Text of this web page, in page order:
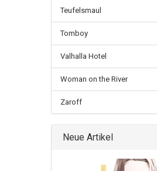
Teufelsmaul
Tomboy
Valhalla Hotel
Woman on the River
Zaroff
Neue Artikel